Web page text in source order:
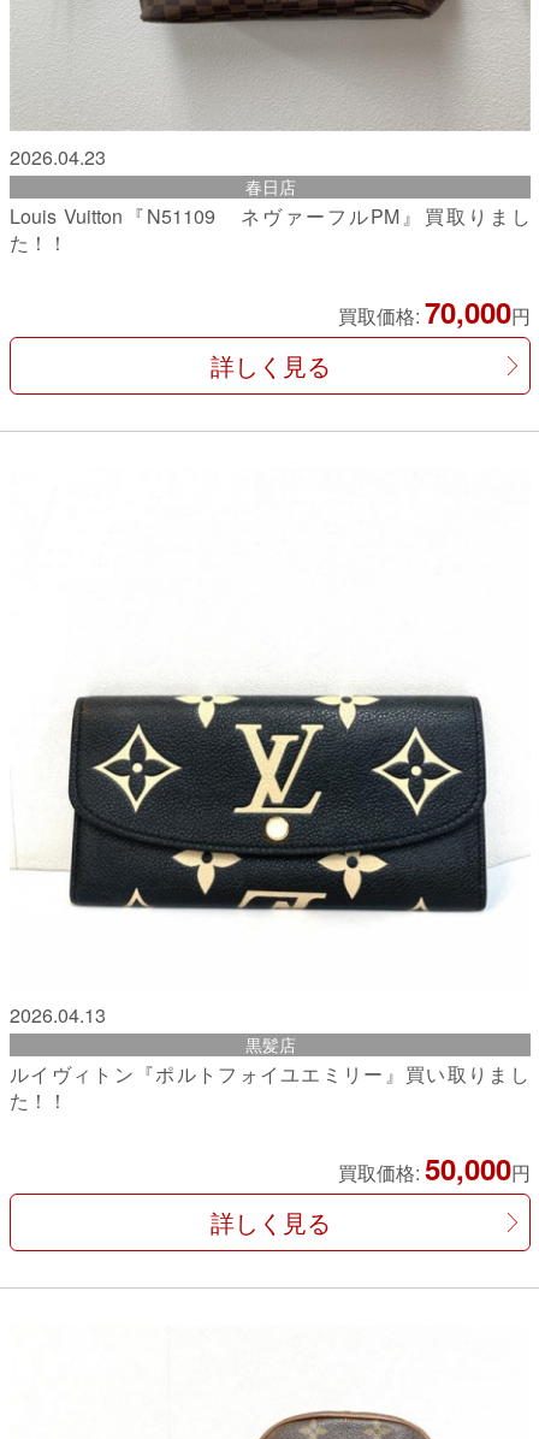
2026.04.23
春日店
Louis Vuitton『N51109 ネヴァーフルPM』買取りまし
た！！
買取価格: 70,000円
詳しく見る
2026.04.13
黒髪店
ルイヴィトン『ポルトフォイユエミリー』買い取りまし
た！！
買取価格: 50,000円
詳しく見る